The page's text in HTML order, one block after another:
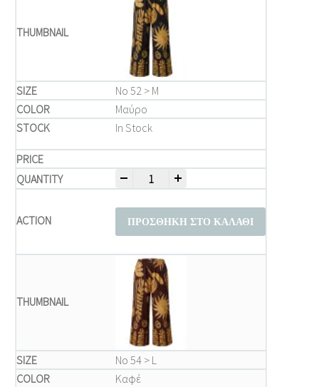
Νο 52 > M
Μαύρο
In Stock
Μπλούζα Παντελόνι Plus Size – Καφέ
ΠΡΟΣΘΉΚΗ ΣΤΟ ΚΑΛΆΘΙ
Νο 54 > L
Καφέ